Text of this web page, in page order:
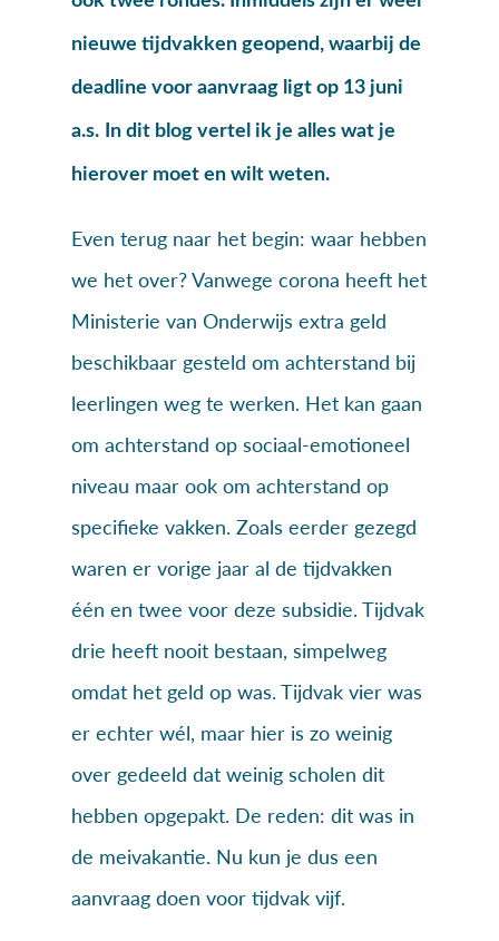
nieuwe tijdvakken geopend, waarbij de
deadline voor aanvraag ligt op 13 juni
a.s. In dit blog vertel ik je alles wat je
hierover moet en wilt weten.
Even terug naar het begin: waar hebben
we het over? Vanwege corona heeft het
Ministerie van Onderwijs extra geld
beschikbaar gesteld om achterstand bij
leerlingen weg te werken. Het kan gaan
om achterstand op sociaal-emotioneel
niveau maar ook om achterstand op
specifieke vakken. Zoals eerder gezegd
waren er vorige jaar al de tijdvakken
één en twee voor deze subsidie. Tijdvak
drie heeft nooit bestaan, simpelweg
omdat het geld op was. Tijdvak vier was
er echter wél, maar hier is zo weinig
over gedeeld dat weinig scholen dit
hebben opgepakt. De reden: dit was in
de meivakantie. Nu kun je dus een
aanvraag doen voor tijdvak vijf.